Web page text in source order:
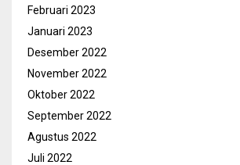
Februari 2023
Januari 2023
Desember 2022
November 2022
Oktober 2022
September 2022
Agustus 2022
Juli 2022